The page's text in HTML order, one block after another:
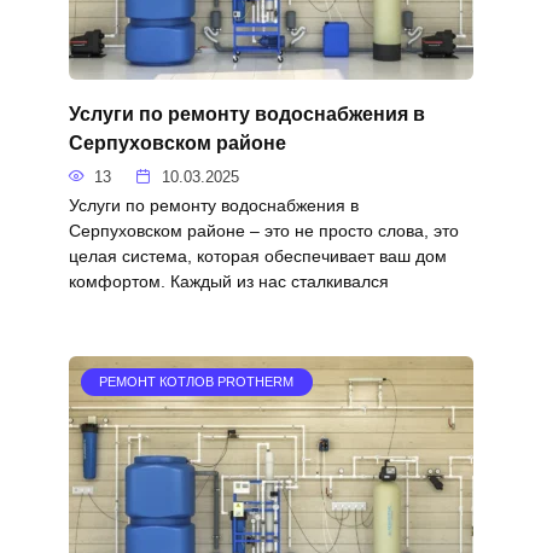
Услуги по ремонту водоснабжения в
Серпуховском районе
13 10.03.2025
Услуги по ремонту водоснабжения в
Серпуховском районе – это не просто слова, это
целая система, которая обеспечивает ваш дом
комфортом. Каждый из нас сталкивался
РЕМОНТ КОТЛОВ PROTHERM